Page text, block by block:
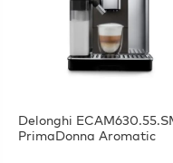
Delonghi
PrimaDonna Aromatic